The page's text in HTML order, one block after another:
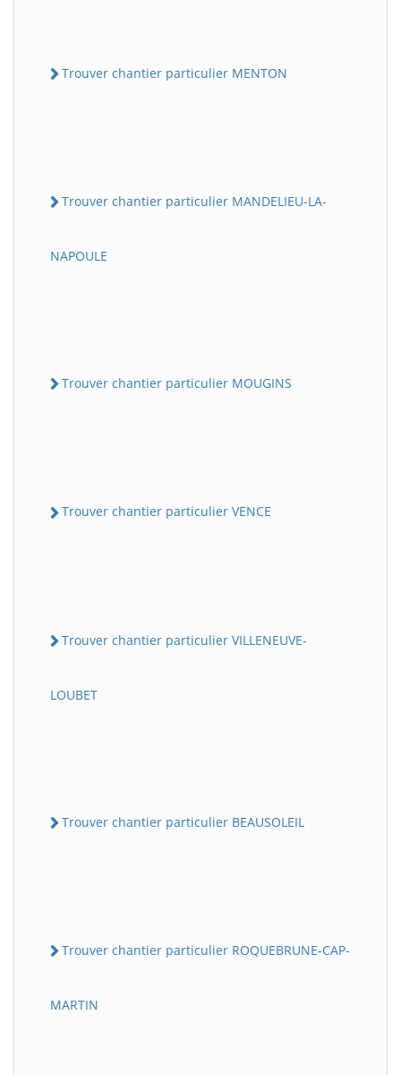
Trouver chantier particulier MENTON
Trouver chantier particulier MANDELIEU-LA-
NAPOULE
Trouver chantier particulier MOUGINS
Trouver chantier particulier VENCE
Trouver chantier particulier VILLENEUVE-
LOUBET
Trouver chantier particulier BEAUSOLEIL
Trouver chantier particulier ROQUEBRUNE-CAP-
MARTIN